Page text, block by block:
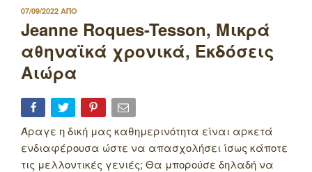
ΔΗΜΟΣΙΕΥΤΗΚΕ
ΣΤΙΣ
07/09/2022 ΑΠΟ
Jeanne Roques-Tesson, Μικρά
αθηναϊκά χρονικά, Εκδόσεις
Αιώρα
Άραγε η δική μας καθημερινότητα είναι αρκετά
ενδιαφέρουσα ώστε να απασχολήσει ίσως κάποτε
τις μελλοντικές γενιές; Θα μπορούσε δηλαδή να